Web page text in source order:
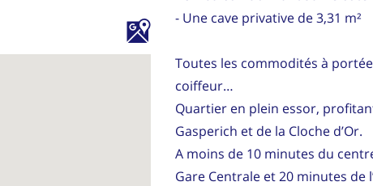
- Une cave privative de 3,31 m²
Toutes les commodités à
coiffeur…
Quartier en plein essor,
Gasperich et de la Cloche d’Or.
A moins de 10 minutes du
Gare Centrale et 20 minutes